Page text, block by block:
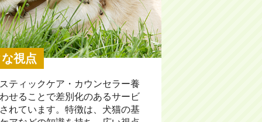
視点
ティックケア・カウンセラー養
せることで差別化のあるサービ
れています。特徴は、犬猫の基